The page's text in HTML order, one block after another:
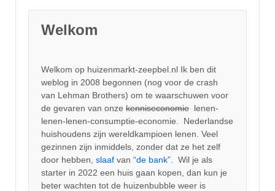
Welkom
Welkom op huizenmarkt-zeepbel.nl Ik ben dit
weblog in 2008 begonnen (nog voor de crash
van Lehman Brothers) om te waarschuwen voor
de gevaren van onze kenniseconomie lenen-
lenen-lenen-consumptie-economie. Nederlandse
huishoudens zijn wereldkampioen lenen. Veel
gezinnen zijn inmiddels, zonder dat ze het zelf
door hebben, slaaf van “de bank”.
Wil je als
starter in 2022 een huis gaan kopen, dan kun je
beter wachten tot de huizenbubble weer is